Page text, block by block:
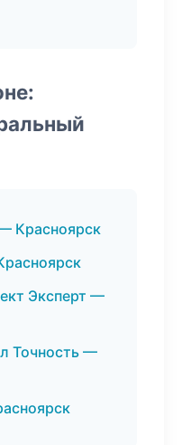
Красноярск
Эксперт —
Точность —